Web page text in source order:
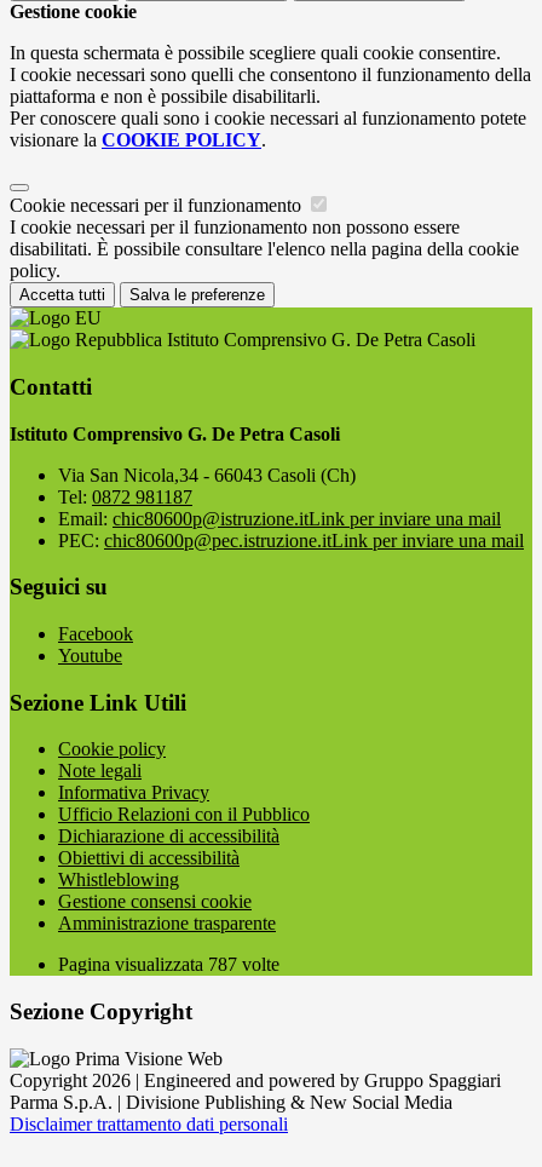
Gestione cookie
In questa schermata è possibile scegliere quali cookie consentire.
I cookie necessari sono quelli che consentono il funzionamento della
piattaforma e non è possibile disabilitarli.
Per conoscere quali sono i cookie necessari al funzionamento potete
visionare la COOKIE POLICY.
Cookie necessari per il funzionamento
I cookie necessari per il funzionamento non possono essere
disabilitati. È possibile consultare l'elenco nella pagina della cookie
policy.
Accetta tutti Salva le preferenze
Istituto Comprensivo G. De Petra Casoli
Contatti
Istituto Comprensivo G. De Petra Casoli
Via San Nicola,34 - 66043 Casoli (Ch)
Tel: 0872 981187
Email: chic80600p@istruzione.itLink per inviare una mail
PEC: chic80600p@pec.istruzione.itLink per inviare una mail
Seguici su
Facebook
Youtube
Sezione Link Utili
Cookie policy
Note legali
Informativa Privacy
Ufficio Relazioni con il Pubblico
Dichiarazione di accessibilità
Obiettivi di accessibilità
Whistleblowing
Gestione consensi cookie
Amministrazione trasparente
Pagina visualizzata 787 volte
Sezione Copyright
Copyright 2026 | Engineered and powered by Gruppo Spaggiari
Parma S.p.A. | Divisione Publishing & New Social Media
Disclaimer trattamento dati personali